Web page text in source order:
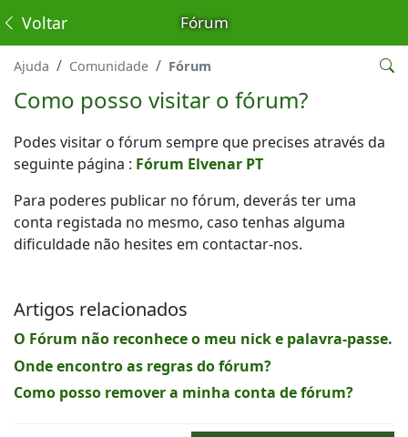
Fórum
Voltar
Ajuda Comunidade Fórum
Como posso visitar o fórum?
Podes visitar o fórum sempre que precises através da
seguinte página : Fórum Elvenar PT
Para poderes publicar no fórum, deverás ter uma
conta registada no mesmo, caso tenhas alguma
dificuldade não hesites em contactar-nos.
Artigos relacionados
O Fórum não reconhece o meu nick e palavra-passe.
Onde encontro as regras do fórum?
Como posso remover a minha conta de fórum?